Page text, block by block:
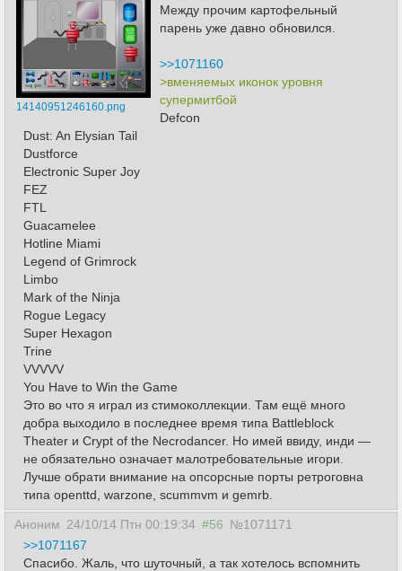
14140951246160.png
Между прочим картофельный
парень уже давно обновился.
>>1071160
>вменяемых иконок уровня
супермитбой
Defcon
Dust: An Elysian Tail
Dustforce
Electronic Super Joy
FEZ
FTL
Guacamelee
Hotline Miami
Legend of Grimrock
Limbo
Mark of the Ninja
Rogue Legacy
Super Hexagon
Trine
VVVVV
You Have to Win the Game
Это во что я играл из стимоколлекции. Там ещё много
добра выходило в последнее время типа Battleblock
Theater и Crypt of the Necrodancer. Но имей ввиду, инди —
не обязательно означает малотребовательные игори.
Лучше обрати внимание на опсорсные порты ретроговна
типа openttd, warzone, scummvm и gemrb.
Аноним 24/10/14 Птн 00:19:34 #56 №1071171
>>1071167
Спасибо. Жаль, что шуточный, а так хотелось вспомнить